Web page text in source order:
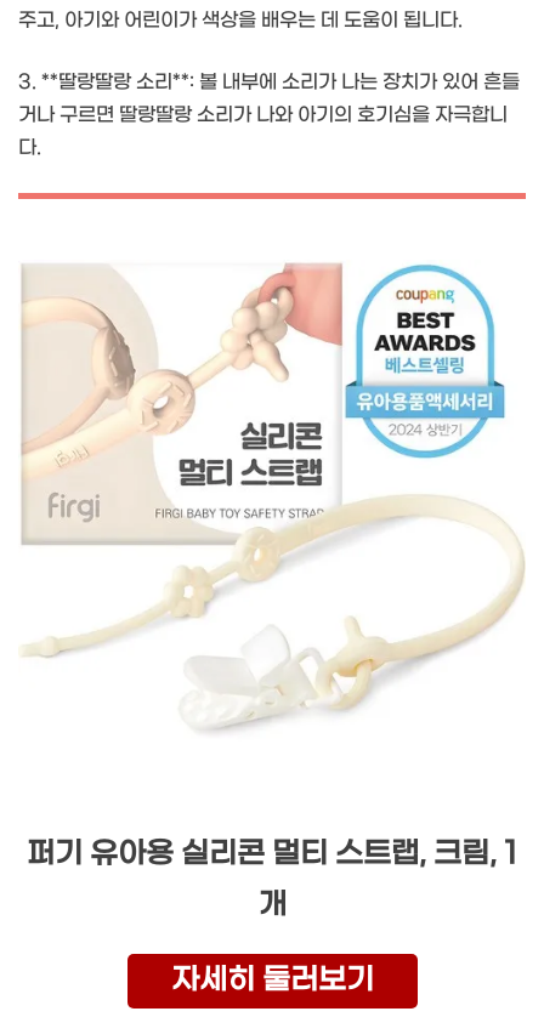
주고, 아기와 어린이가 색상을 배우는 데 도움이 됩니다.
3. **딸랑딸랑 소리**: 볼 내부에 소리가 나는 장치가 있어 흔들
거나 구르면 딸랑딸랑 소리가 나와 아기의 호기심을 자극합니
다.
퍼기 유아용 실리콘 멀티 스트랩, 크림, 1
개
자세히 둘러보기